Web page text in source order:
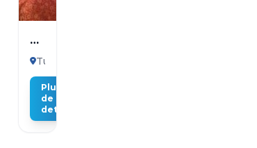
El
Hana
Tunis
Plus
de
details